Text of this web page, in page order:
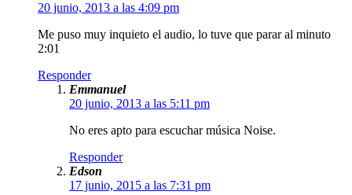
20 junio, 2013 a las 4:09 pm
Me puso muy inquieto el audio, lo tuve que parar al minuto
2:01
Responder
Emmanuel
20 junio, 2013 a las 5:11 pm
No eres apto para escuchar música Noise.
Responder
Edson
17 junio, 2015 a las 7:31 pm